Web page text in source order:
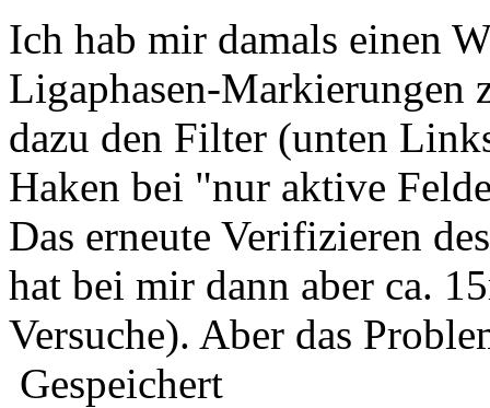
Ich hab mir damals einen
Ligaphasen-Markierungen
dazu den Filter (unten
Haken bei "nur aktive
Das erneute Verifizieren
hat bei mir dann aber ca.
Versuche). Aber das
Gespeichert